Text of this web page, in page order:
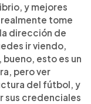
y mejores
tome
dirección de
ir viendo,
esto es un
pero ver
del fútbol, y
sus credenciales